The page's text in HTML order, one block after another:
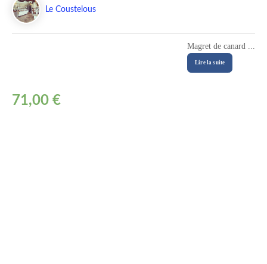
Le Coustelous
Magret de canard ...
Lire la suite
71,00 €